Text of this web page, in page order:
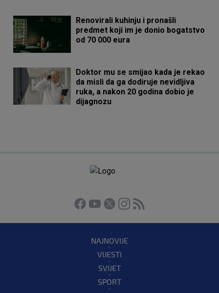
Renovirali kuhinju i pronašli
predmet koji im je donio bogatstvo
od 70 000 eura
Doktor mu se smijao kada je rekao
da misli da ga dodiruje nevidljiva
ruka, a nakon 20 godina dobio je
dijagnozu
NAJNOVIJE
VIJESTI
SVIJET
SPORT